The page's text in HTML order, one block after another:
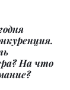
На что